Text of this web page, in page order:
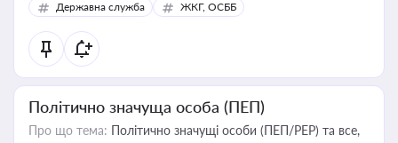
Державна служба ЖКГ, ОСББ
Політично значуща особа (ПЕП)
Про що тема: Політично значущі особи (ПЕП/PEP) та все,